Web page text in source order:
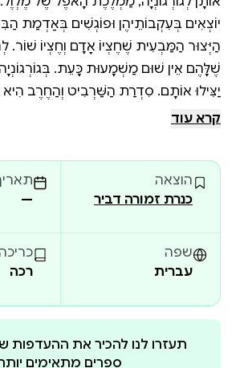
יוֹצְאִים בְּעִקְבוֹתֵיהֶן וּפוֹגְשִׁים בְּאַדְמַת
הַיְּצוּר הַמַּבְעִית שֶׁחֶצְיוֹ אָדָם וְחֶצְיוֹ שׁוֹר.
שֶׁלָּהֶם אֵין שׁוּם מַשְׁמָעוּת כָּעֵת.
יַצִּילוּ אוֹתָם. סִדְרַת הַשַּׁרְבִיט וְהַחֶרֶב
רִאשׁוֹן בְּמַמְלֶכֶת הַפַנְטַזְיָה. בֵּין דַּפֵּיהֶם
אַגָּדִיִּים, מְכַשְּׁפִים וְאַבִּירִים, וְיַכִּירוּ אֶת
וְשֶׁל חֲבֵרוּת.
קרא עוד
הוצאה
כנרת זמורה דביר
—
שפה
עברית
כריכה
רכה
תעזרו לנו להכיר את ההעדפות
ספרים מתאימים